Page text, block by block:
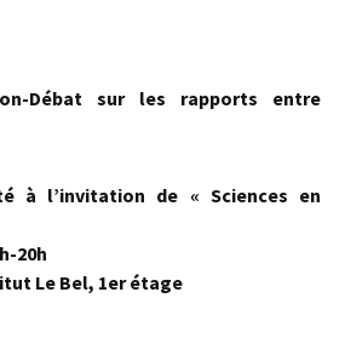
Débat sur les rapports entre
à l’invitation de « Sciences en
20h
Le Bel, 1er étage